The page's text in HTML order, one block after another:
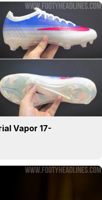
Vapor 17-